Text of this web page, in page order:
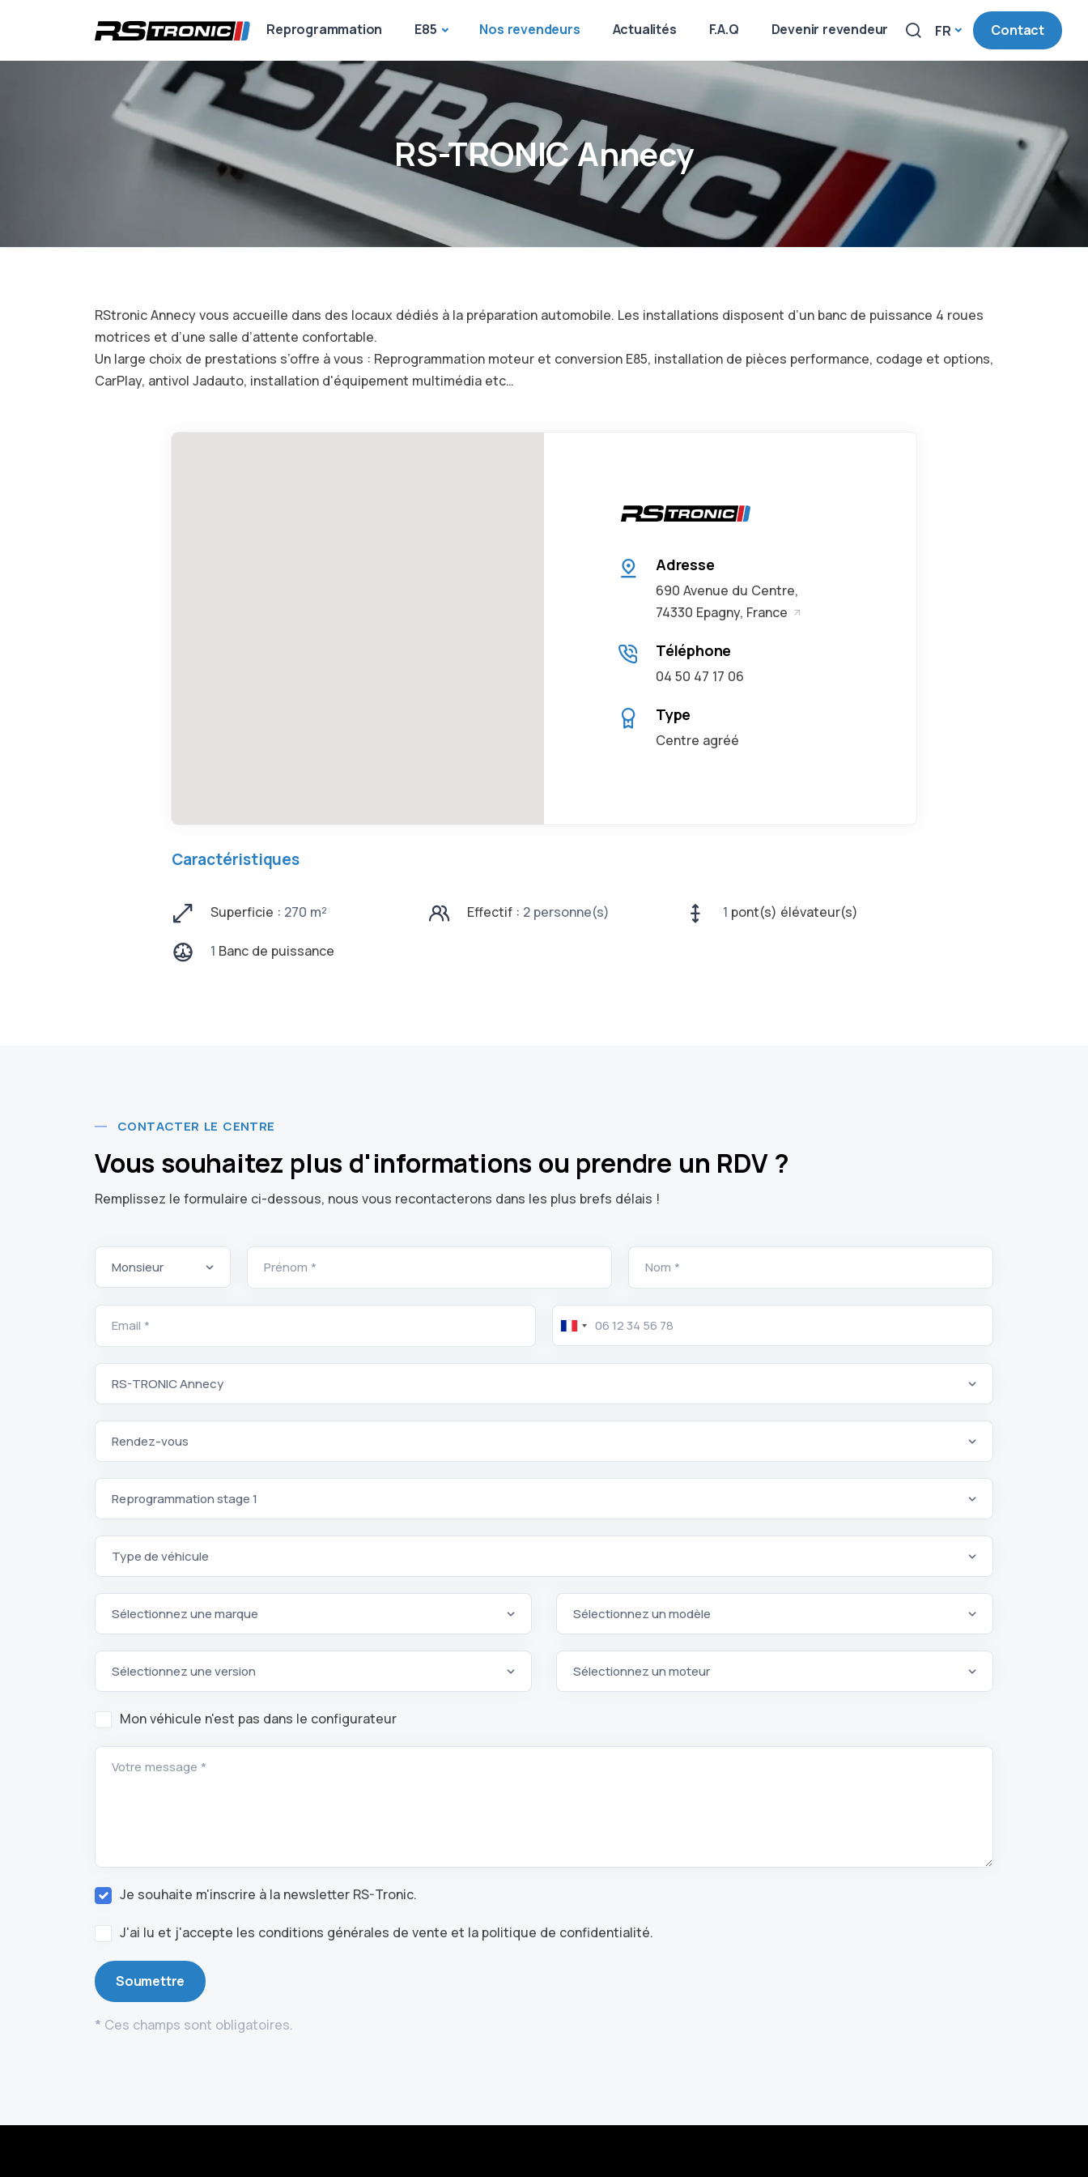
Reprogrammation E85 Nos revendeurs Actualités F.A.Q Devenir revendeur FR Contact
RS-TRONIC Annecy
RStronic Annecy vous accueille dans des locaux dédiés à la préparation automobile. Les installations disposent d’un banc de puissance 4 roues
motrices et d’une salle d’attente confortable.
Un large choix de prestations s’offre à vous : Reprogrammation moteur et conversion E85, installation de pièces performance, codage et options,
CarPlay, antivol Jadauto, installation d'équipement multimédia etc…
Adresse
690 Avenue du Centre,
74330 Epagny, France
Téléphone
04 50 47 17 06
Type
Centre agréé
Caractéristiques
Superficie : 270 m² Effectif : 2 personne(s) 1 pont(s) élévateur(s)
1 Banc de puissance
CONTACTER LE CENTRE
Vous souhaitez plus d'informations ou prendre un RDV ?
Remplissez le formulaire ci-dessous, nous vous recontacterons dans les plus brefs délais !
Prénom * Nom *
Email *
Mon véhicule n'est pas dans le configurateur
Votre message *
Je souhaite m'inscrire à la newsletter RS-Tronic.
J'ai lu et j'accepte les conditions générales de vente et la politique de confidentialité.
Soumettre
* Ces champs sont obligatoires.